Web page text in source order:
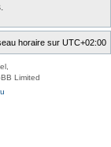
horaire sur UTC+02:00
Limited